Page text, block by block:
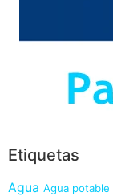
Etiquetas
Agua Agua potable